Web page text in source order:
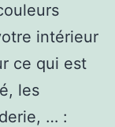
intérieur
ce qui est
les
… :